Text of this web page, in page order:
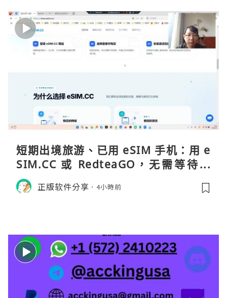
短期出境旅游、已用 eSIM 手机：用 e
SIM.CC 或 RedteaGO，无需等待收
货。需要“当地号码 + 通话短信”（如
打车、外卖、客户联络）：优先 Redt
正版软件分享 4小時前